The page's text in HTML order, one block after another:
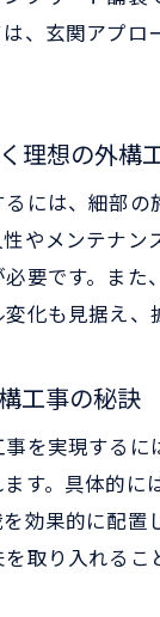
、玄関アプ
理想の外構
には、細部
やメンテナ
要です。ま
化も見据え
工事の秘訣
を実現する
す。具体的
効果的に配
取り入れるこ